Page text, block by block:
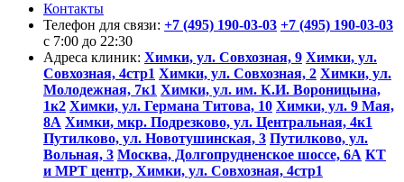
Контакты
Телефон для связи: +7 (495) 190-03-03 +7 (495) 190-03-03
c 7:00 до 22:30
Адреса клиник: Химки, ул. Совхозная, 9 Химки, ул.
Совхозная, 4стр1 Химки, ул. Совхозная, 2 Химки, ул.
Молодежная, 7к1 Химки, ул. им. К.И. Вороницына,
1к2 Химки, ул. Германа Титова, 10 Химки, ул. 9 Мая,
8А Химки, мкр. Подрезково, ул. Центральная, 4к1
Путилково, ул. Новотушинская, 3 Путилково, ул.
Вольная, 3 Москва, Долгопрудненское шоссе, 6А КТ
и МРТ центр, Химки, ул. Совхозная, 4стр1